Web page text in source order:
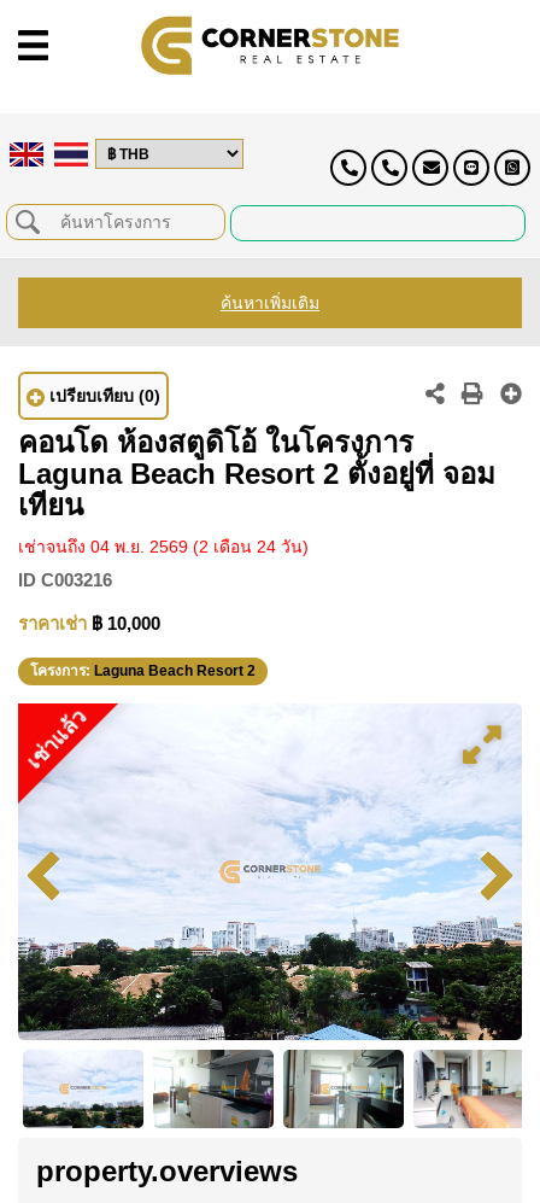
ค้นหาเพิ่มเติม
เปรียบเทียบ (0)
คอนโด ห้องสตูดิโอ้ ในโครงการ
Laguna Beach Resort 2 ตั้งอยู่ที่ จอม
เทียน
เช่าจนถึง 04 พ.ย. 2569 (2 เดือน 24 วัน)
ID C003216
ราคาเช่า ฿ 10,000
โครงการ: Laguna Beach Resort 2
เช่าแล้ว
property.overviews